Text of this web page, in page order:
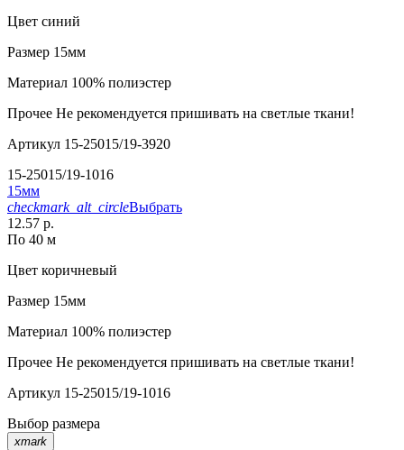
Цвет синий
Размер 15мм
Материал 100% полиэстер
Прочее Не рекомендуется пришивать на светлые ткани!
Артикул 15-25015/19-3920
15-25015/19-1016
15мм
checkmark_alt_circleВыбрать
12.57 р.
По 40 м
Цвет коричневый
Размер 15мм
Материал 100% полиэстер
Прочее Не рекомендуется пришивать на светлые ткани!
Артикул 15-25015/19-1016
Выбор размера
xmark